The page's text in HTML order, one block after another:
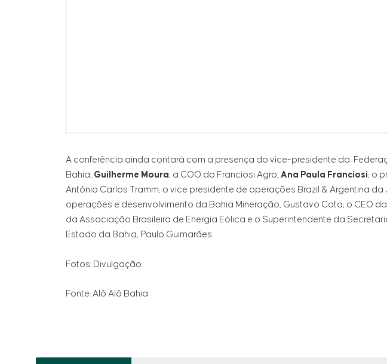
A conferência ainda contará com a presença do vice-presidente da
Bahia, Guilherme Moura; a COO do Franciosi Agro, Ana Paula Franciosi; o
Antônio Carlos Tramm; o vice presidente de operações Brazil & Argentina
operações e desenvolvimento da Bahia Mineração, Gustavo Cota; o CEO
da Associação Brasileira de Energia Eólica e o Superintendente da
Estado da Bahia, Paulo Guimarães.
Fotos: Divulgação.
Fonte: Alô Alô Bahia